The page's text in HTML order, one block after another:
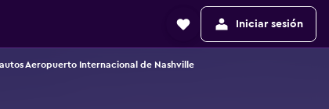
Iniciar sesión
Aeropuerto Internacional de Nashville